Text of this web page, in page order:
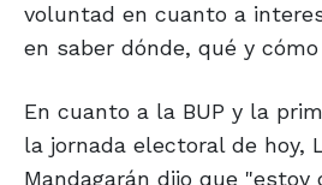
voluntad en cuanto a
en saber dónde, qué y
En cuanto a la BUP y la
la jornada electoral de hoy,
Mandagarán dijo que "estoy